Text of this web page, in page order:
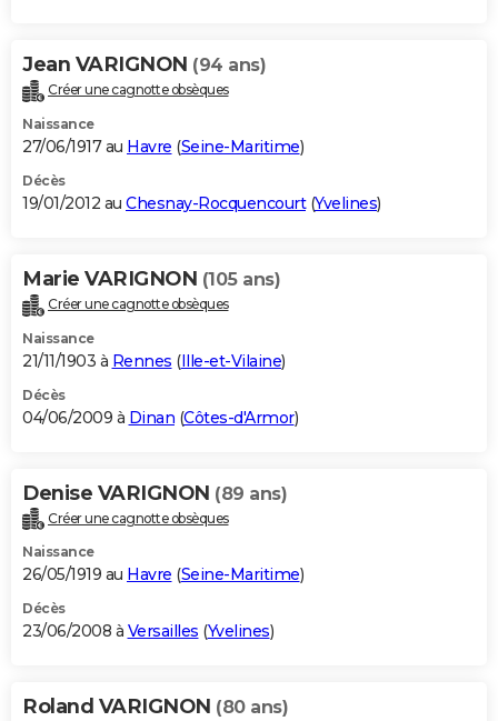
Jean VARIGNON (94 ans)
Créer une cagnotte obsèques
Naissance
27/06/1917 au Havre (Seine-Maritime)
Décès
19/01/2012 au Chesnay-Rocquencourt(Yvelines)
Marie VARIGNON (105 ans)
Créer une cagnotte obsèques
Naissance
21/11/1903 à Rennes (Ille-et-Vilaine)
Décès
04/06/2009 à Dinan (Côtes-d'Armor)
Denise VARIGNON (89 ans)
Créer une cagnotte obsèques
Naissance
26/05/1919 au Havre (Seine-Maritime)
Décès
23/06/2008 à Versailles (Yvelines)
Roland VARIGNON (80 ans)